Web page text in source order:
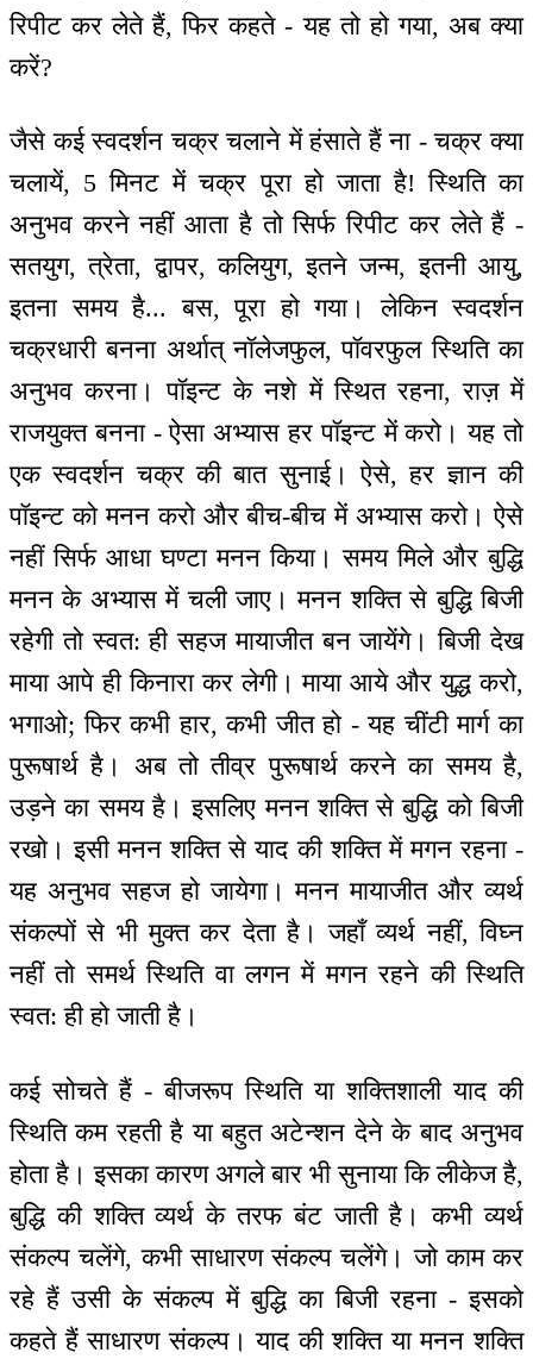
रिपीट कर लेते हैं, फिर कहते - यह तो हो गया, अब क्या
करें?
जैसे कई स्वदर्शन चक्र चलाने में हंसाते हैं ना - चक्र क्या
चलायें, 5 मिनट में चक्र पूरा हो जाता है! स्थिति का
अनुभव करने नहीं आता है तो सिर्फ रिपीट कर लेते हैं -
सतयुग, त्रेता, द्वापर, कलियुग, इतने जन्म, इतनी आयु,
इतना समय है... बस, पूरा हो गया। लेकिन स्वदर्शन
चक्रधारी बनना अर्थात् नॉलेजफुल, पॉवरफुल स्थिति का
अनुभव करना। पॉइन्ट के नशे में स्थित रहना, राज़ में
राजयुक्त बनना - ऐसा अभ्यास हर पॉइन्ट में करो। यह तो
एक स्वदर्शन चक्र की बात सुनाई। ऐसे, हर ज्ञान की
पॉइन्ट को मनन करो और बीच-बीच में अभ्यास करो। ऐसे
नहीं सिर्फ आधा घण्टा मनन किया। समय मिले और बुद्धि
मनन के अभ्यास में चली जाए। मनन शक्ति से बुद्धि बिजी
रहेगी तो स्वत: ही सहज मायाजीत बन जायेंगे। बिजी देख
माया आपे ही किनारा कर लेगी। माया आये और युद्ध करो,
भगाओ; फिर कभी हार, कभी जीत हो - यह चींटी मार्ग का
पुरूषार्थ है। अब तो तीव्र पुरूषार्थ करने का समय है,
उड़ने का समय है। इसलिए मनन शक्ति से बुद्धि को बिजी
रखो। इसी मनन शक्ति से याद की शक्ति में मगन रहना -
यह अनुभव सहज हो जायेगा। मनन मायाजीत और व्यर्थ
संकल्पों से भी मुक्त कर देता है। जहाँ व्यर्थ नहीं, विघ्न
नहीं तो समर्थ स्थिति वा लगन में मगन रहने की स्थिति
स्वत: ही हो जाती है।
कई सोचते हैं - बीजरूप स्थिति या शक्तिशाली याद की
स्थिति कम रहती है या बहुत अटेन्शन देने के बाद अनुभव
होता है। इसका कारण अगले बार भी सुनाया कि लीकेज है,
बुद्धि की शक्ति व्यर्थ के तरफ बंट जाती है। कभी व्यर्थ
संकल्प चलेंगे, कभी साधारण संकल्प चलेंगे। जो काम कर
रहे हैं उसी के संकल्प में बुद्धि का बिजी रहना - इसको
कहते हैं साधारण संकल्प। याद की शक्ति या मनन शक्ति